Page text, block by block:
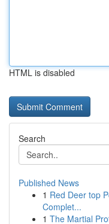
HTML is disabled
Search
Published News
1 Red Deer top
Complet...
1 The Martial